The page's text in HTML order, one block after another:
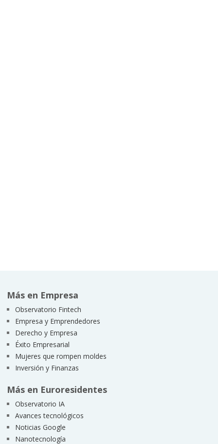
Más en Empresa
Observatorio Fintech
Empresa y Emprendedores
Derecho y Empresa
Éxito Empresarial
Mujeres que rompen moldes
Inversión y Finanzas
Más en Euroresidentes
Observatorio IA
Avances tecnológicos
Noticias Google
Nanotecnología